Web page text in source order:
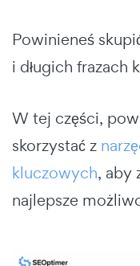
Powinieneś
i długich frazach
W tej części,
skorzystać z
kluczowych, aby
najlepsze